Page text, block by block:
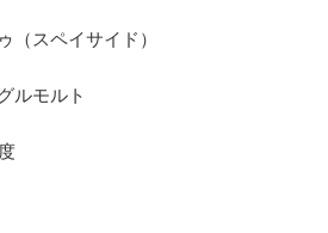
スペイサイド）
モルト